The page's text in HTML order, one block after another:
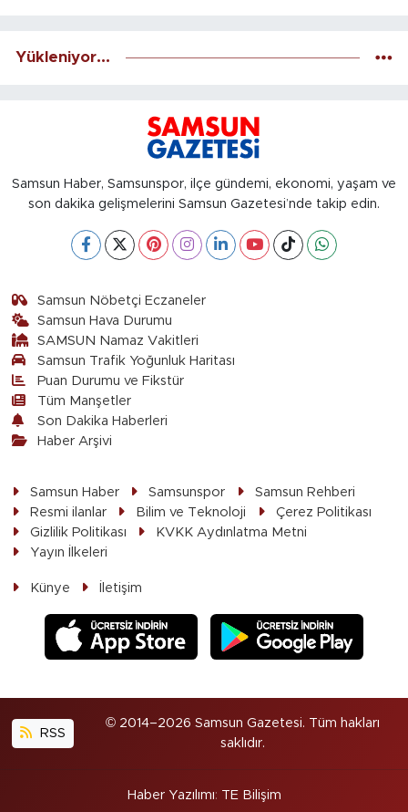
Yükleniyor...
Samsun Haber, Samsunspor, ilçe gündemi, ekonomi, yaşam ve
son dakika gelişmelerini Samsun Gazetesi’nde takip edin.
Samsun Nöbetçi Eczaneler
Samsun Hava Durumu
SAMSUN Namaz Vakitleri
Samsun Trafik Yoğunluk Haritası
Puan Durumu ve Fikstür
Tüm Manşetler
Son Dakika Haberleri
Haber Arşivi
Samsun Haber Samsunspor
Samsun Rehberi
Resmi ilanlar
Bilim ve Teknoloji
Çerez Politikası
Gizlilik Politikası
KVKK Aydınlatma Metni
Yayın İlkeleri
Künye İletişim
RSS
© 2014–2026 Samsun Gazetesi. Tüm hakları
saklıdır.
Haber Yazılımı: TE Bilişim